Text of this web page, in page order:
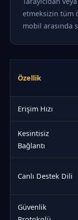
etmeksizin tüm
mobil arasında
Özellik
Erişim Hızı
Kesintisiz
Bağlantı
Canlı Destek Dili
Güvenlik